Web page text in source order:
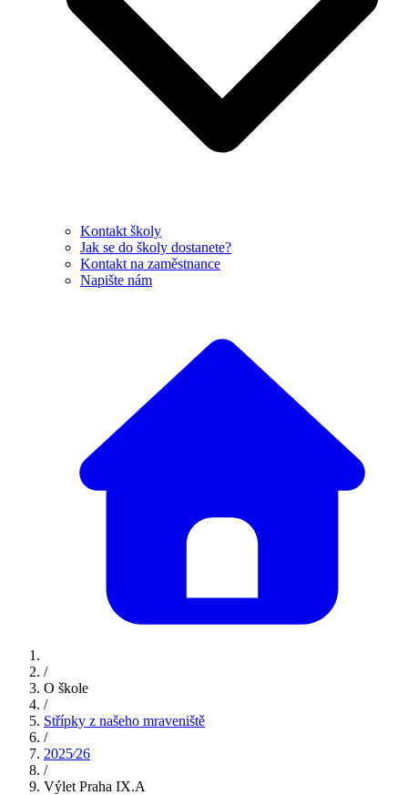
Kontakt školy
Jak se do školy dostanete?
Kontakt na zaměstnance
Napište nám
/
O škole
/
Střípky z našeho mraveniště
/
2025⁄26
/
Výlet Praha IX.A